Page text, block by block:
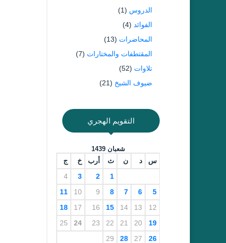
الدروس (1)
الفوائد (4)
المحاضرات (13)
المقتطفات والمختارات (7)
تلاوات (52)
ضيوف الشيخ (21)
التقويم الهجري
شعبان 1439
س د ن ث أرب خ ج
1
2
3
4
5
6
7
8
9
10
11
12
13
14
15
16
17
18
19
20
21
22
23
24
25
26
27
28
29